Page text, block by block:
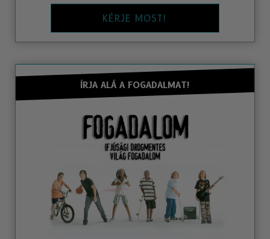
KÉRJE MOST!
ÍRJA ALÁ A FOGADALMAT!